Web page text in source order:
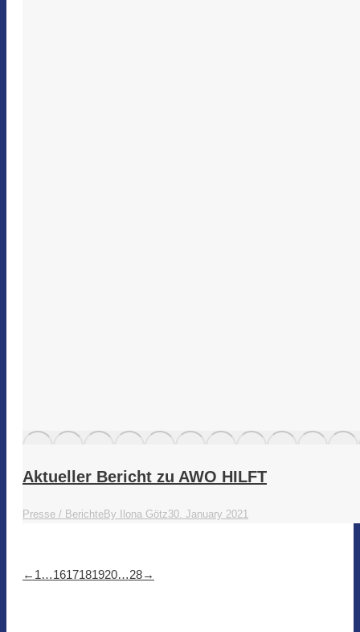
Aktueller Bericht zu AWO HILFT
Presse / BerichteBy Ilona Götz30. January 2021
← 1…1617181920…28→